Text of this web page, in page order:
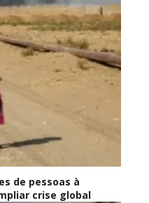
de pessoas à
crise global